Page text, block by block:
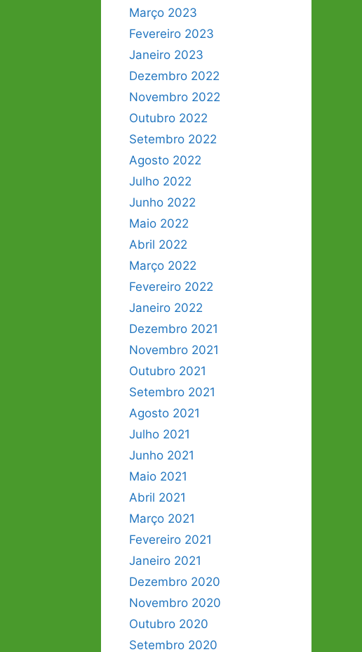
Março 2023
Fevereiro 2023
Janeiro 2023
Dezembro 2022
Novembro 2022
Outubro 2022
Setembro 2022
Agosto 2022
Julho 2022
Junho 2022
Maio 2022
Abril 2022
Março 2022
Fevereiro 2022
Janeiro 2022
Dezembro 2021
Novembro 2021
Outubro 2021
Setembro 2021
Agosto 2021
Julho 2021
Junho 2021
Maio 2021
Abril 2021
Março 2021
Fevereiro 2021
Janeiro 2021
Dezembro 2020
Novembro 2020
Outubro 2020
Setembro 2020